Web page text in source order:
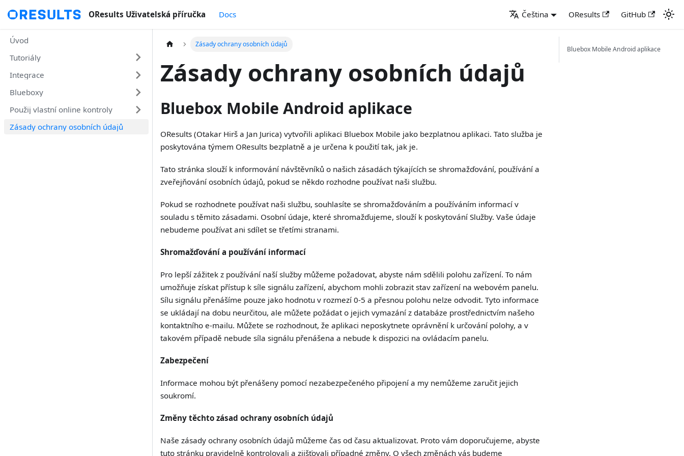
OResults Uživatelská příručka Docs Čeština OResults GitHub
Úvod
Tutoriály
Integrace
Blueboxy
Použij vlastní online kontroly
Zásady ochrany osobních údajů
Zásady ochrany osobních údajů
Zásady ochrany osobních údajů
Bluebox Mobile Android aplikace
OResults (Otakar Hirš a Jan Jurica) vytvořili aplikaci Bluebox Mobile jako bezplatnou aplikaci. Tato služba je
poskytována týmem OResults bezplatně a je určena k použití tak, jak je.
Tato stránka slouží k informování návštěvníků o našich zásadách týkajících se shromažďování, používání a
zveřejňování osobních údajů, pokud se někdo rozhodne používat naši službu.
Pokud se rozhodnete používat naši službu, souhlasíte se shromažďováním a používáním informací v
souladu s těmito zásadami. Osobní údaje, které shromažďujeme, slouží k poskytování Služby. Vaše údaje
nebudeme používat ani sdílet se třetími stranami.
Shromažďování a používání informací
Pro lepší zážitek z používání naší služby můžeme požadovat, abyste nám sdělili polohu zařízení. To nám
umožňuje získat přístup k síle signálu zařízení, abychom mohli zobrazit stav zařízení na webovém panelu.
Sílu signálu přenášíme pouze jako hodnotu v rozmezí 0-5 a přesnou polohu nelze odvodit. Tyto informace
se ukládají na dobu neurčitou, ale můžete požádat o jejich vymazání z databáze prostřednictvím našeho
kontaktního e-mailu. Můžete se rozhodnout, že aplikaci neposkytnete oprávnění k určování polohy, a v
takovém případě nebude síla signálu přenášena a nebude k dispozici na ovládacím panelu.
Zabezpečení
Informace mohou být přenášeny pomocí nezabezpečeného připojení a my nemůžeme zaručit jejich
soukromí.
Změny těchto zásad ochrany osobních údajů
Naše zásady ochrany osobních údajů můžeme čas od času aktualizovat. Proto vám doporučujeme, abyste
tuto stránku pravidelně kontrolovali a zjišťovali případné změny. O všech změnách vás budeme
Bluebox Mobile Android aplikace